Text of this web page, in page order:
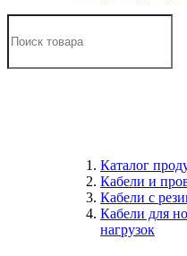
Каталог
Кабели и
Кабели с
Кабели для
нагрузок